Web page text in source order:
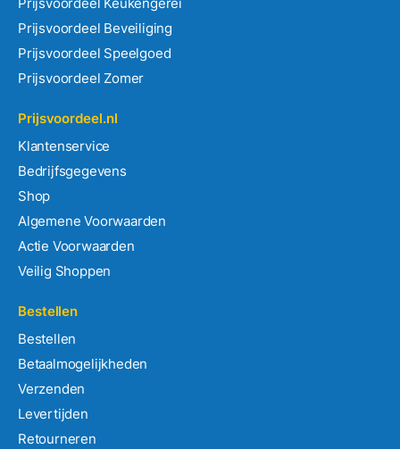
Prijsvoordeel Keukengerei
Prijsvoordeel Beveiliging
Prijsvoordeel Speelgoed
Prijsvoordeel Zomer
Prijsvoordeel.nl
Klantenservice
Bedrijfsgegevens
Shop
Algemene Voorwaarden
Actie Voorwaarden
Veilig Shoppen
Bestellen
Bestellen
Betaalmogelijkheden
Verzenden
Levertijden
Retourneren